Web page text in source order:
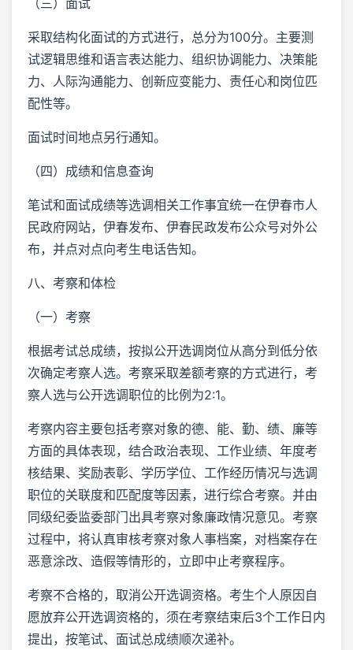
采取结构化面试的方式进行，总分为100分。主要测
试逻辑思维和语言表达能力、组织协调能力、决策能
力、人际沟通能力、创新应变能力、责任心和岗位匹
配性等。
面试时间地点另行通知。
（四）成绩和信息查询
笔试和面试成绩等选调相关工作事宜统一在伊春市人
民政府网站，伊春发布、伊春民政发布公众号对外公
布，并点对点向考生电话告知。
八、考察和体检
（一）考察
根据考试总成绩，按拟公开选调岗位从高分到低分依
次确定考察人选。考察采取差额考察的方式进行，考
察人选与公开选调职位的比例为2:1。
考察内容主要包括考察对象的德、能、勤、绩、廉等
方面的具体表现，结合政治表现、工作业绩、年度考
核结果、奖励表彰、学历学位、工作经历情况与选调
职位的关联度和匹配度等因素，进行综合考察。并由
同级纪委监委部门出具考察对象廉政情况意见。考察
过程中，将认真审核考察对象人事档案，对档案存在
恶意涂改、造假等情形的，立即中止考察程序。
考察不合格的，取消公开选调资格。考生个人原因自
愿放弃公开选调资格的，须在考察结束后3个工作日内
提出，按笔试、面试总成绩顺次递补。